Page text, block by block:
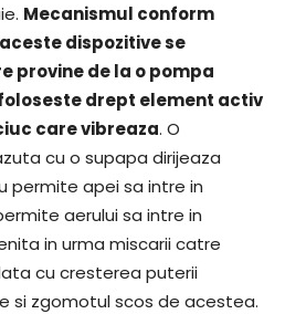
Mecanismul conform
dispozitive se
provine de la o pompa
drept element activ
care vibreaza. O
cu o supapa dirijeaza
permite apei sa intre in
aerului sa intre in
in urma miscarii catre
cu cresterea puterii
si zgomotul scos de acestea.